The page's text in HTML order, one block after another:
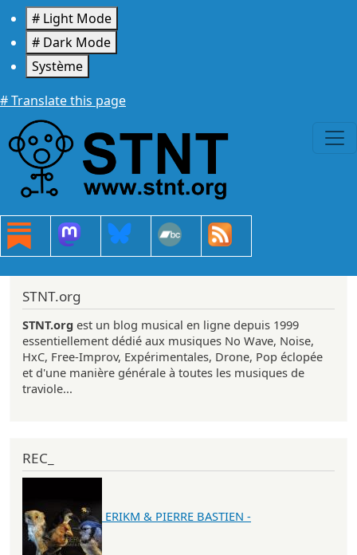
Aller au contenu principal
# Light Mode
# Dark Mode
Système
# Translate this page
STNT.org
STNT.org est un blog musical en ligne depuis 1999
essentiellement dédié aux musiques No Wave, Noise,
HxC, Free-Improv, Expérimentales, Drone, Pop éclopée
et d'une manière générale à toutes les musiques de
traviole...
REC_
ERIKM & PIERRE BASTIEN -